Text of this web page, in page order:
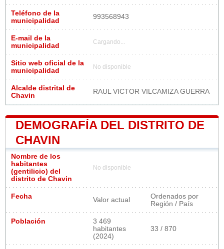
Teléfono de la
municipalidad
993568943
E-mail de la
municipalidad
Cargando...
Sitio web oficial de la
municipalidad
No disponible
Alcalde distrital de
Chavin
RAUL VICTOR VILCAMIZA GUERRA
DEMOGRAFÍA DEL DISTRITO DE
CHAVIN
Nombre de los
habitantes
(gentilicio) del
distrito de Chavin
No disponible
Fecha Valor actual
Ordenados por
Región / País
Población
3 469
habitantes
(2024)
33 / 870